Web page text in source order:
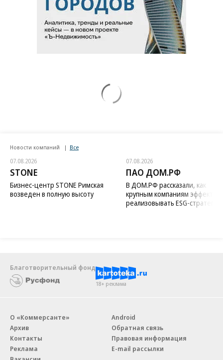
Новости компаний Все
07.08.2026
STONE
Бизнес-центр STONE Римская
возведен в полную высоту
07.08.2026
ПАО ДОМ.РФ
В ДОМ.РФ рассказали, как
крупным компаниям
реализовывать ESG-стратегию
Благотворительный фонд
18+ реклама
О «Коммерсанте»
Архив
Контакты
Реклама
Android
Обратная связь
Правовая информация
E-mail рассылки